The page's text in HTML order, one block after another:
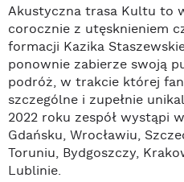
Akustyczna trasa Kultu to
corocznie z utęsknieniem
formacji Kazika
ponownie zabierze swoją
podróż, w trakcie której
szczególne i zupełnie
2022 roku zespół wystąpi
Gdańsku, Wrocławiu,
Toruniu, Bydgoszczy,
Lublinie.